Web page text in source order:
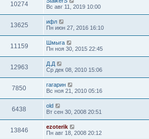
10274
Вс авг 11, 2019 10:00
13625
ифл
Пн июн 27, 2016 16:10
11159
Шмыга
Пн ноя 30, 2015 22:45
12963
Д.Д
Ср дек 08, 2010 15:06
7850
гагарин
Вс ноя 21, 2010 05:16
6438
old
Вт сен 30, 2008 20:51
13846
ezoterik
Пн авг 18, 2008 20:12